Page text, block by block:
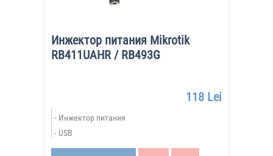
Инжектор питания Mikrotik
RB411UAHR / RB493G
118 Lei
Инжектор питания
USB